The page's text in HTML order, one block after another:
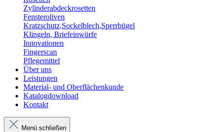
Zylinderabdeckrosetten
Fensteroliven
Kratzschutz,Sockelblech,Sperrbügel
Klingeln, Briefeinwürfe
Innovationen
Fingerscan
Pflegemittel
Über uns
Leistungen
Material- und Oberflächenkunde
Katalogdownload
Kontakt
Menü schließen